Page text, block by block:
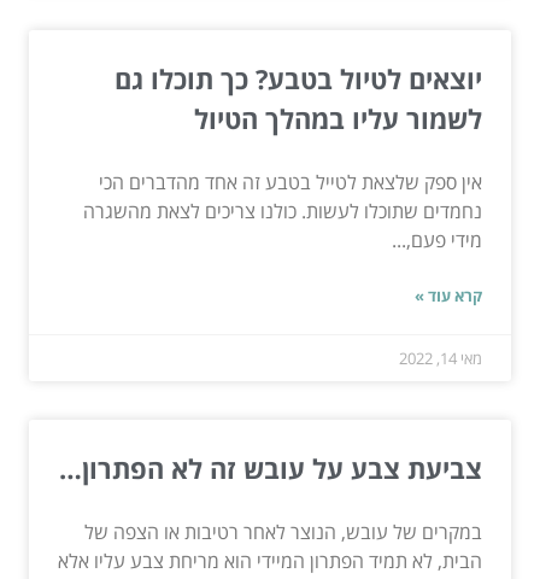
יוצאים לטיול בטבע? כך תוכלו גם
לשמור עליו במהלך הטיול
אין ספק שלצאת לטייל בטבע זה אחד מהדברים הכי
נחמדים שתוכלו לעשות. כולנו צריכים לצאת מהשגרה
מידי פעם,...
קרא עוד »
מאי 14, 2022
צביעת צבע על עובש זה לא הפתרון…
במקרים של עובש, הנוצר לאחר רטיבות או הצפה של
הבית, לא תמיד הפתרון המיידי הוא מריחת צבע עליו אלא